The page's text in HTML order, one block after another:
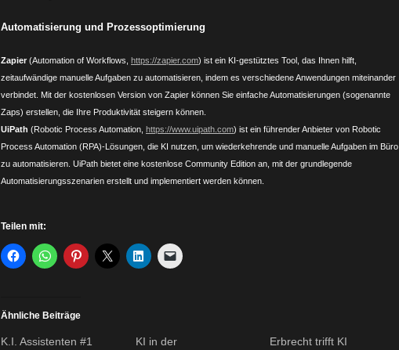
Automatisierung und Prozessoptimierung
Zapier (Automation of Workflows, https://zapier.com) ist ein KI-gestütztes Tool, das Ihnen hilft,
zeitaufwändige manuelle Aufgaben zu automatisieren, indem es verschiedene Anwendungen miteinander
verbindet. Mit der kostenlosen Version von Zapier können Sie einfache Automatisierungen (sogenannte
Zaps) erstellen, die Ihre Produktivität steigern können.
UiPath (Robotic Process Automation, https://www.uipath.com) ist ein führender Anbieter von Robotic
Process Automation (RPA)-Lösungen, die KI nutzen, um wiederkehrende und manuelle Aufgaben im Büro
zu automatisieren. UiPath bietet eine kostenlose Community Edition an, mit der grundlegende
Automatisierungsszenarien erstellt und implementiert werden können.
Teilen mit:
Ähnliche Beiträge
K.I. Assistenten #1
KI in der
Erbrecht trifft KI